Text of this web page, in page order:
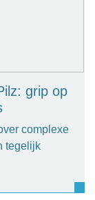
grip op
complexe
tegelijk